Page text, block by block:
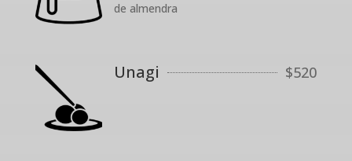
de almendra
Unagi $520